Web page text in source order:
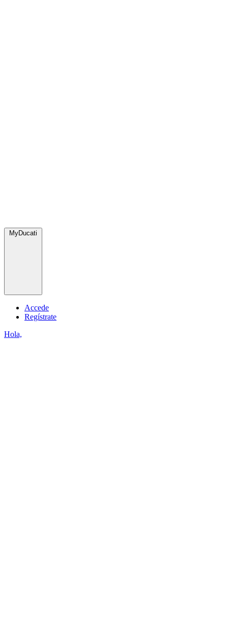
MyDucati
Accede
Regístrate
Hola,